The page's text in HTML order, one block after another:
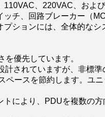
、220VAC、およ
チ、回路ブレーカー（
ションには、全体的なシ
優先しています。
されていますが、非標準
ースを節約します。ユ
により、PDUを複数の